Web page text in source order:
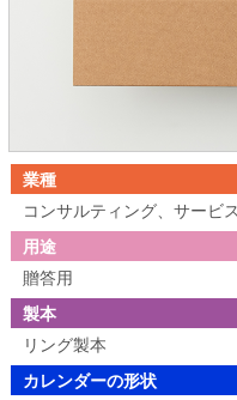
業種
コンサルティング、サービ
用途
贈答用
製本
リング製本
カレンダーの形状